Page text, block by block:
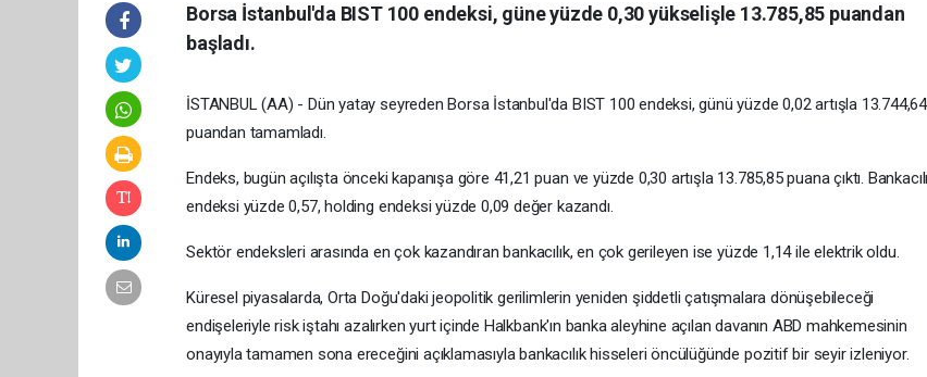
Borsa İstanbul'da BIST 100 endeksi, güne yüzde 0,30 yükselişle 13.785,85 puandan
başladı.
İSTANBUL (AA) - Dün yatay seyreden Borsa İstanbul'da BIST 100 endeksi, günü yüzde 0,02 artışla 13.744,64
puandan tamamladı.
Endeks, bugün açılışta önceki kapanışa göre 41,21 puan ve yüzde 0,30 artışla 13.785,85 puana çıktı.
endeksi yüzde 0,57, holding endeksi yüzde 0,09 değer kazandı.
Sektör endeksleri arasında en çok kazandıran bankacılık, en çok gerileyen ise yüzde 1,14 ile elektrik oldu.
Küresel piyasalarda, Orta Doğu'daki jeopolitik gerilimlerin yeniden şiddetli çatışmalara dönüşebileceği
endişeleriyle risk iştahı azalırken yurt içinde Halkbank'ın banka aleyhine açılan davanın ABD mahkemesinin
onayıyla tamamen sona ereceğini açıklamasıyla bankacılık hisseleri öncülüğünde pozitif bir seyir izleniyor.